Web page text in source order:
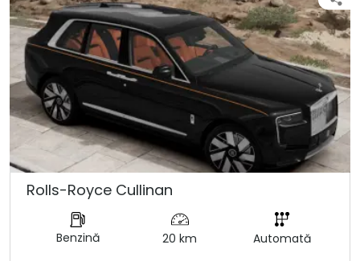
Rolls-Royce Cullinan
Benzină 20 km Automată